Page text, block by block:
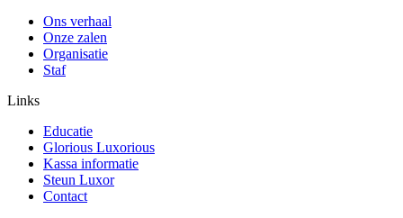
Ons verhaal
Onze zalen
Organisatie
Staf
Links
Educatie
Glorious Luxorious
Kassa informatie
Steun Luxor
Contact